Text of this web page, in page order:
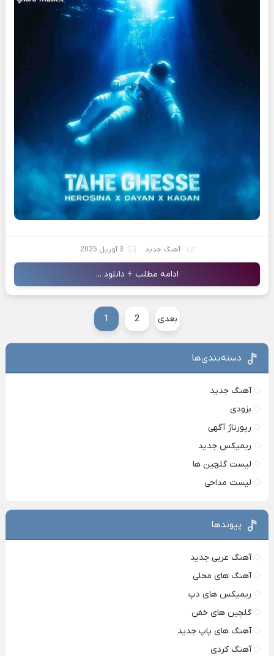
آهنگ جدید 3 آوریل 2025
ادامه مطلب + دانلود ...
1 2 بعدی
دسته‌بندی‌ها
آهنگ جدید
بزودی
رپورتاژ آگهی
ریمیکس جدید
لیست گلچین ها
لیست مداحی
پیوندها
آهنگ عربی جدید
آهنگ های محلی
ریمیکس های دپ
گلچین های خفن
آهنگ های پاپ جدید
آهنگ کردی